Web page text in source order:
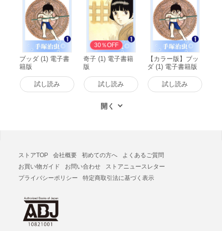
ブッダ (1) 電子書
籍版
試し読み
30％OFF
奇子 (1) 電子書籍
版
試し読み
【カラー版】ブッ
ダ (1) 電子書籍版
試し読み
ストアTOP 会社概要 初めての方へ
よくあるご質問
お買い物ガイド
お問い合わせ
ストアニュースレター
プライバシーポリシー
特定商取引法に基づく表示